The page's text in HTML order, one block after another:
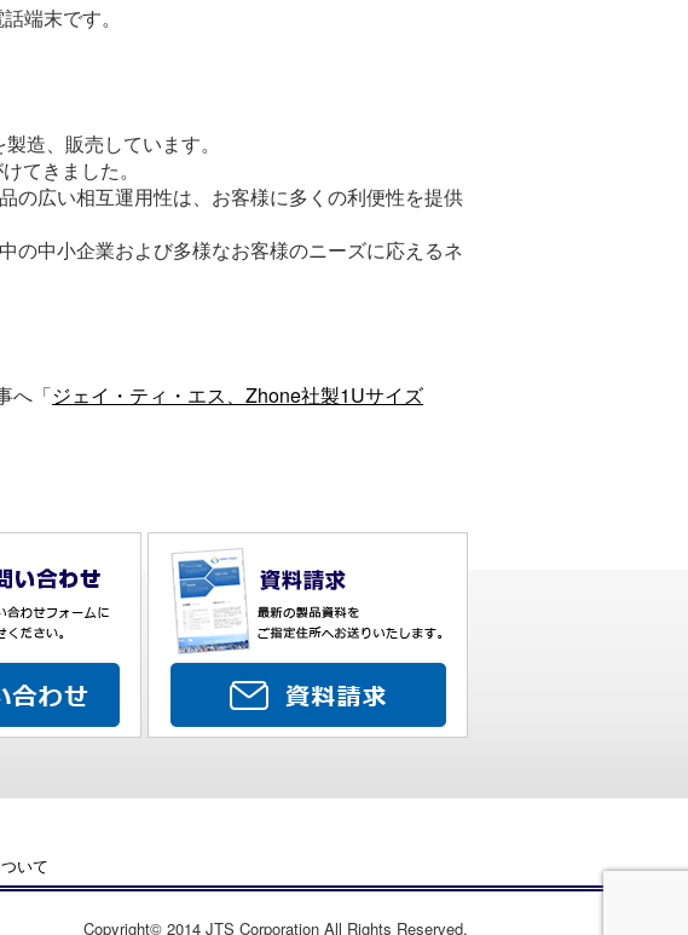
端末です。
造、販売しています。
てきました。
の広い相互運用性は、お客様に多くの利便性を提供
の中小企業および多様なお客様のニーズに応えるネ
へ「ジェイ・ティ・エス、Zhone社製1Uサイズ
いて
Copyright© 2014 JTS Corporation All Rights Reserved.